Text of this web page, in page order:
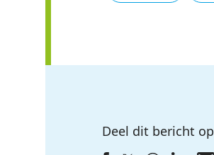
Deel dit bericht op